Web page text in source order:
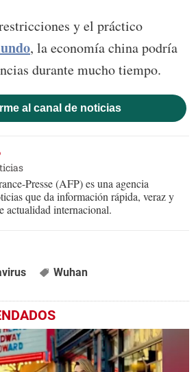
y el práctico
, la economía china podría
durante mucho tiempo.
al canal de noticias
Presse (AFP) es una agencia
que da información rápida, veraz y
actualidad internacional.
Wuhan